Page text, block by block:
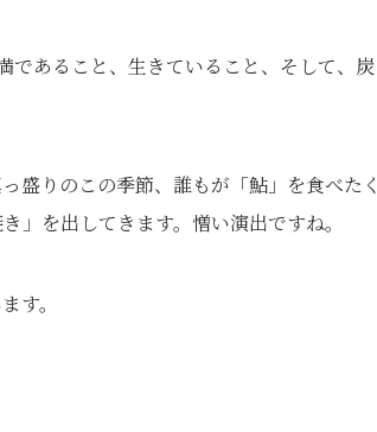
であること、生きていること、そして、炭
盛りのこの季節、誰もが「鮎」を食べたく
」を出してきます。憎い演出ですね。
す。